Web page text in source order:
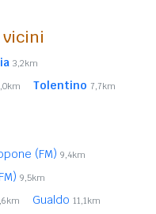
3,2km
Tolentino 7,7km
(FM) 9,4km
9,5km
Gualdo 11,1km